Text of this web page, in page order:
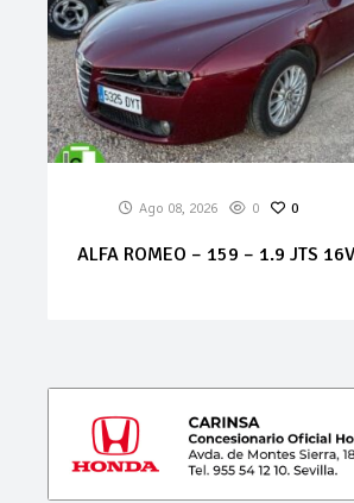
Ago 07, 2026 0 0
MERCEDES Sprinter 314 cdi